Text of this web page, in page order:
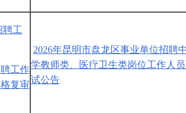
聘工
工作
复审
2026年昆明市盘龙区事业单位招聘
学教师类、医疗卫生类岗位工作人
试公告